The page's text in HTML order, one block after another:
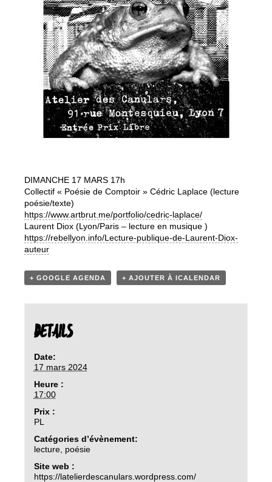
DIMANCHE 17 MARS 17h
Collectif « Poésie de Comptoir » Cédric Laplace (lecture
poésie/texte)
https://www.artbrut.me/portfolio/cedric-laplace/
Laurent Diox (Lyon/Paris – lecture en musique )
https://rebellyon.info/Lecture-publique-de-Laurent-Diox-
auteur
+ GOOGLE AGENDA + AJOUTER À ICALENDAR
DETAILS
Date:
17 mars 2024
Heure :
17:00
Prix :
PL
Catégories d’évènement:
lecture, poésie
Site web :
https://latelierdescanulars.wordpress.com/